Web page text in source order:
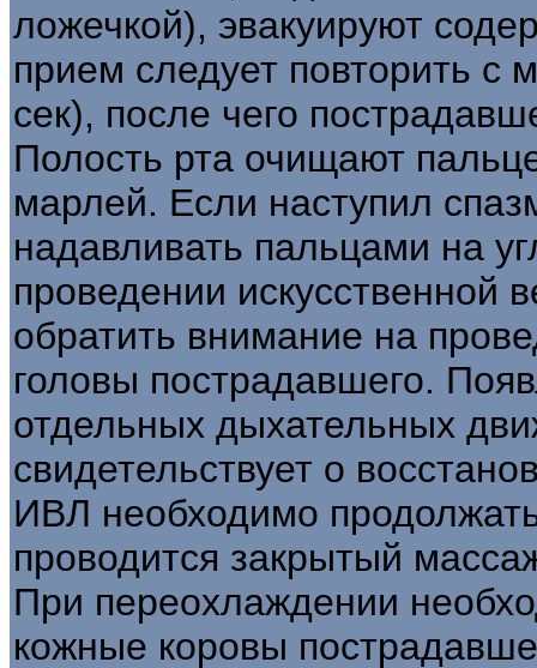
ложечкой), эвакуируют
прием следует повторить с
сек), после чего
Полость рта очищают
марлей. Если наступил
надавливать пальцами на
проведении искусственной
обратить внимание на
головы пострадавшего.
отдельных дыхательных
свидетельствует о
ИВЛ необходимо
проводится закрытый
При переохлаждении
кожные коровы